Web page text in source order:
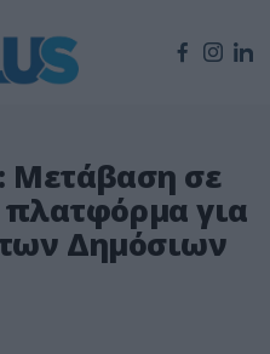
Μετάβαση σε
για
Δημόσιων